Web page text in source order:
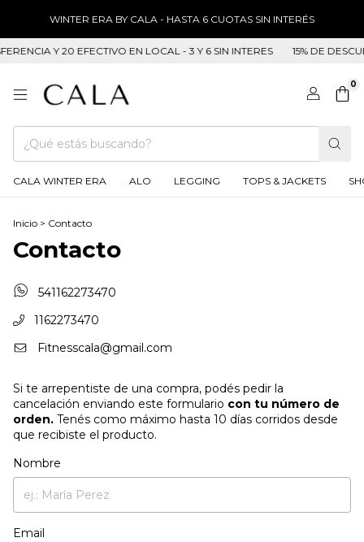
WINTER ERA BY CALA - HASTA 6 CUOTAS SIN INTERÉS
Y 20 EFECTIVO EN LOCAL - 3 Y 6 SIN INTERES 15% DE
0
CALA WINTER ERA ALO LEGGING TOPS & JACKETS
Inicio > Contacto
Contacto
541162273470
1162273470
Fitnesscala@gmail.com
Si te arrepentiste de una compra, podés pedir la
cancelación enviando este formulario con tu número de
orden. Tenés como máximo hasta 10 días corridos desde
que recibiste el producto.
Nombre
Email